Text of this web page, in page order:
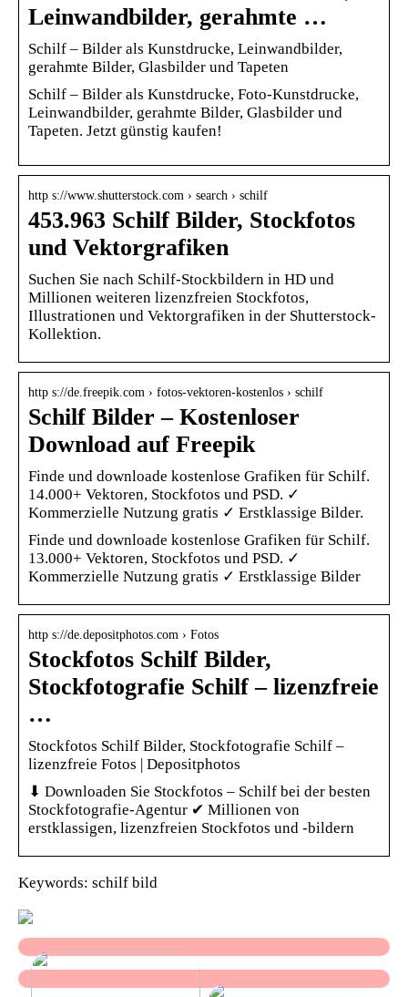
Leinwandbilder, gerahmte …
Schilf – Bilder als Kunstdrucke, Leinwandbilder,
gerahmte Bilder, Glasbilder und Tapeten
Schilf – Bilder als Kunstdrucke, Foto-Kunstdrucke,
Leinwandbilder, gerahmte Bilder, Glasbilder und
Tapeten. Jetzt günstig kaufen!
http s://www.shutterstock.com › search › schilf
453.963 Schilf Bilder, Stockfotos
und Vektorgrafiken
Suchen Sie nach Schilf-Stockbildern in HD und
Millionen weiteren lizenzfreien Stockfotos,
Illustrationen und Vektorgrafiken in der Shutterstock-
Kollektion.
http s://de.freepik.com › fotos-vektoren-kostenlos › schilf
Schilf Bilder – Kostenloser
Download auf Freepik
Finde und downloade kostenlose Grafiken für Schilf.
14.000+ Vektoren, Stockfotos und PSD. ✓
Kommerzielle Nutzung gratis ✓ Erstklassige Bilder.
Finde und downloade kostenlose Grafiken für Schilf.
13.000+ Vektoren, Stockfotos und PSD. ✓
Kommerzielle Nutzung gratis ✓ Erstklassige Bilder
http s://de.depositphotos.com › Fotos
Stockfotos Schilf Bilder,
Stockfotografie Schilf – lizenzfreie
…
Stockfotos Schilf Bilder, Stockfotografie Schilf –
lizenzfreie Fotos | Depositphotos
⬇ Downloaden Sie Stockfotos – Schilf bei der besten
Stockfotografie-Agentur ✔ Millionen von
erstklassigen, lizenzfreien Stockfotos und -bildern
Keywords: schilf bild